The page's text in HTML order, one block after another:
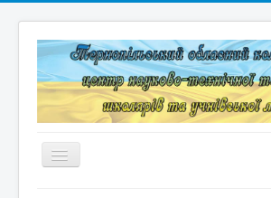
Перемикач
навігації